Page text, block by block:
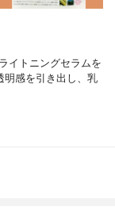
イトニングセラムを
明感を引き出し、乳